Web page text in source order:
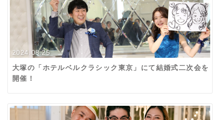
2024.08.25
大塚の「ホテルベルクラシック東京」にて結婚式二次会を
開催！